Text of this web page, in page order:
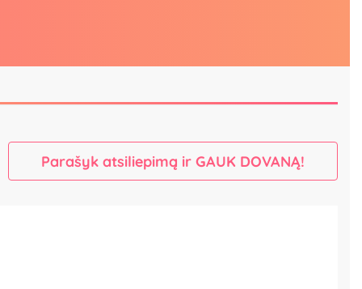
Parašyk atsiliepimą ir GAUK DOVANĄ!